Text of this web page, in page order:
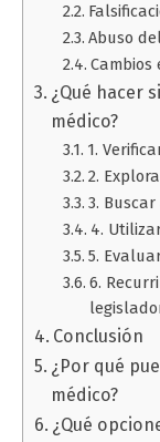
Abuso
Cambios
¿Qué hacer
médico?
1.
2.
3.
4.
5.
6.
Conclusión
¿Por qué
médico?
¿Qué